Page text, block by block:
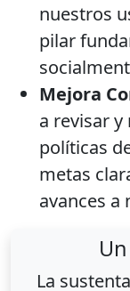
nuestros
pilar
Mejora
a revisar
políticas
metas
avances a
La